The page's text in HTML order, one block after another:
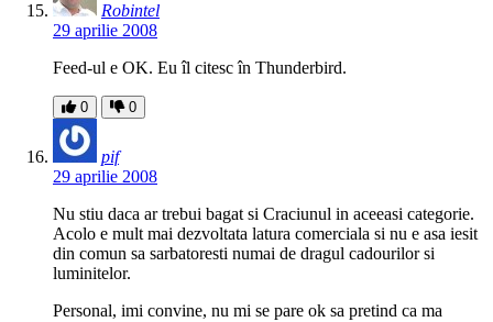
Robintel
29 aprilie 2008
Feed-ul e OK. Eu îl citesc în Thunderbird.
0 0
pif
29 aprilie 2008
Nu stiu daca ar trebui bagat si Craciunul in aceeasi categorie.
Acolo e mult mai dezvoltata latura comerciala si nu e asa iesit
din comun sa sarbatoresti numai de dragul cadourilor si
luminitelor.
Personal, imi convine, nu mi se pare ok sa pretind ca ma